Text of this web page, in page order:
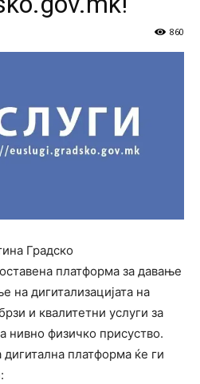
860
Градско
платформа за давање
на дигитализацијата на
и квалитетни услуги за
нивно физичко присуство.
платформа ќе ги